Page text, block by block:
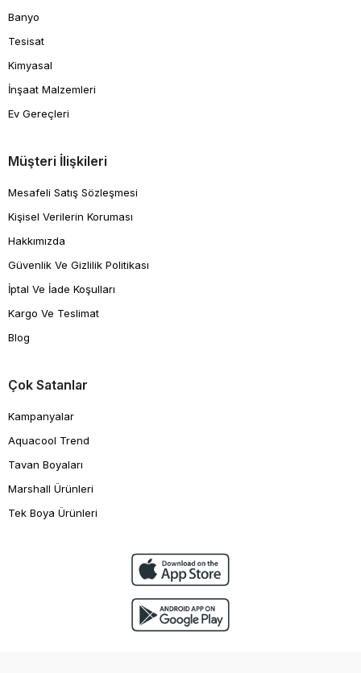
Banyo
Tesisat
Kimyasal
İnşaat Malzemleri
Ev Gereçleri
Müşteri İlişkileri
Mesafeli Satış Sözleşmesi
Kişisel Verilerin Koruması
Hakkımızda
Güvenlik Ve Gizlilik Politikası
İptal Ve İade Koşulları
Kargo Ve Teslimat
Blog
Çok Satanlar
Kampanyalar
Aquacool Trend
Tavan Boyaları
Marshall Ürünleri
Tek Boya Ürünleri